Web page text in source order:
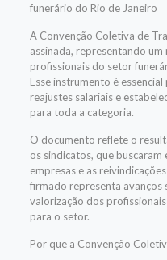
funerário do Rio de Janeiro
A Convenção Coletiva de
assinada, representando
profissionais do setor
Esse instrumento é
reajustes salariais e
para toda a categoria.
O documento reflete o
os sindicatos, que
empresas e as
firmado representa avanços
valorização dos
para o setor.
Por que a Convenção